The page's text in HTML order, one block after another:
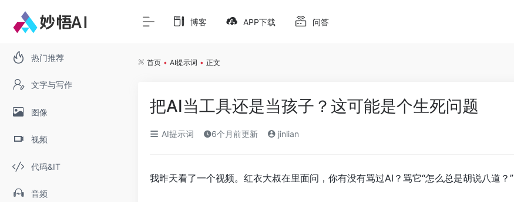
热门推荐
文字与写作
图像
视频
代码&IT
音频
博客 APP下载 问答
首页 • AI提示词 • 正文
把AI当工具还是当孩子？这可能是个生死问题
AI提示词 6个月前更新 jinlian
我昨天看了一个视频。红衣大叔在里面问，你有没有骂过AI？骂它“怎么总是胡说八道？”